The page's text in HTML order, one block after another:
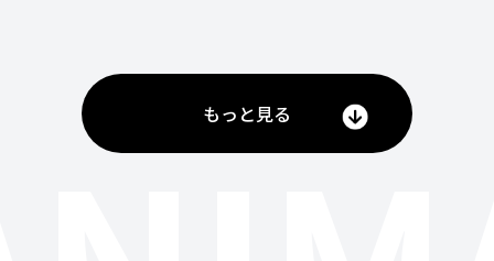
もっと見る